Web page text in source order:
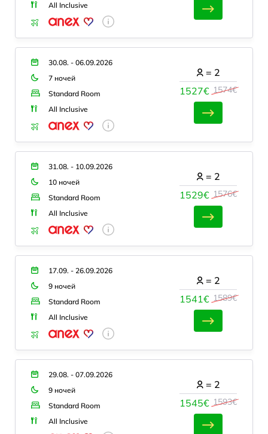
All Inclusive
30.08. - 06.09.2026
7 ночей
Standard Room
All Inclusive
1527€ 1574€
= 2
31.08. - 10.09.2026
10 ночей
Standard Room
All Inclusive
1529€ 1576€
= 2
17.09. - 26.09.2026
9 ночей
Standard Room
All Inclusive
1541€ 1589€
= 2
29.08. - 07.09.2026
9 ночей
Standard Room
All Inclusive
1545€ 1593€
= 2